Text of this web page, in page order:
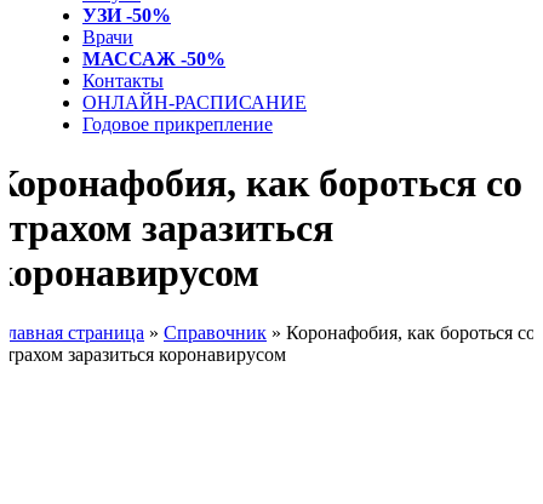
УЗИ -50%
Врачи
МАССАЖ -50%
Контакты
ОНЛАЙН-РАСПИСАНИЕ
Годовое прикрепление
как бороться со
заразиться
страница » Справочник » Коронафобия, как бороться со
заразиться коронавирусом